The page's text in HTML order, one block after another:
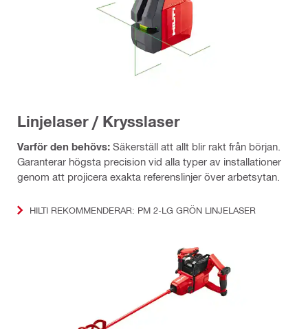
Linjelaser / Krysslaser
Varför den behövs: Säkerställ att allt blir rakt från början.
Garanterar högsta precision vid alla typer av installationer
genom att projicera exakta referenslinjer över arbetsytan.
HILTI REKOMMENDERAR: PM 2-LG GRÖN LINJELASER